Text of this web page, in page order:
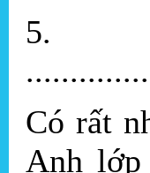
5. to/
Có rất
Anh lớp